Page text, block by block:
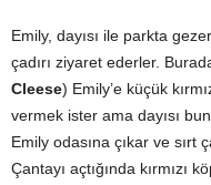
Emily, dayısı ile parkta
çadırı ziyaret ederler.
Cleese) Emily’e küçük
vermek ister ama dayısı
Emily odasına çıkar ve sırt
Çantayı açtığında kırmızı